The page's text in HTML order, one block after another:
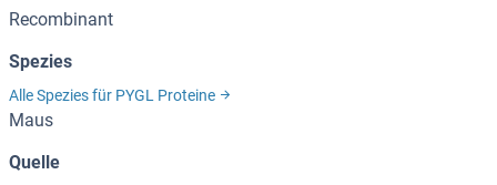
Recombinant
Spezies
Alle Spezies für PYGL Proteine
Maus
Quelle